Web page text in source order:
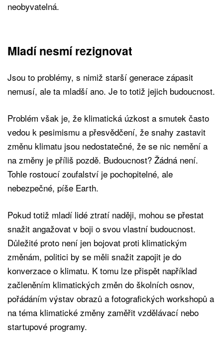
neobyvatelná.
Mladí nesmí rezignovat
Jsou to problémy, s nimiž starší generace zápasit
nemusí, ale ta mladší ano. Je to totiž jejich budoucnost.
Problém však je, že klimatická úzkost a smutek často
vedou k pesimismu a přesvědčení, že snahy zastavit
změnu klimatu jsou nedostatečné, že se nic nemění a
na změny je příliš pozdě. Budoucnost? Žádná není.
Tohle rostoucí zoufalství je pochopitelné, ale
nebezpečné, píše Earth.
Pokud totiž mladí lidé ztratí naději, mohou se přestat
snažit angažovat v boji o svou vlastní budoucnost.
Důležité proto není jen bojovat proti klimatickým
změnám, politici by se měli snažit zapojit je do
konverzace o klimatu. K tomu lze přispět například
začleněním klimatických změn do školních osnov,
pořádáním výstav obrazů a fotografických workshopů a
na téma klimatické změny zaměřit vzdělávací nebo
startupové programy.